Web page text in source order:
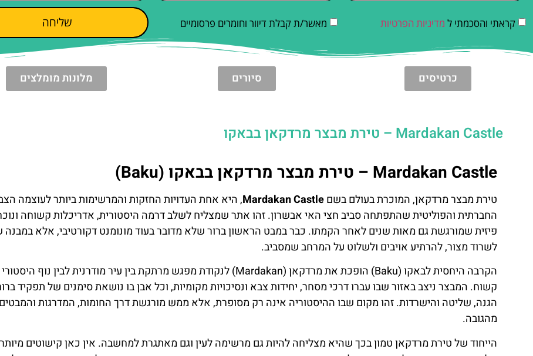
קראתי והסכמתי ל מדיניות הפרטיות מאשר/ת קבלת דיוור וחומרים פרסומיים שליחה
כרטיסים סיורים מלונות מומלצים
Mardakan Castle – טירת מבצר מרדקאן בבאקו
Mardakan Castle – טירת מבצר מרדקאן בבאקו (Baku)
טירת מבצר מרדקאן, המוכרת בעולם בשםMardakan Castle, היא אחת העדויות החזקות והמרשימות ביותר לעוצמה
החברתית והפוליטית שהתפתחה סביב חצי האי אבשרון. זהו אתר שמצליח לשלב דרמה היסטורית, אדריכלות קשוחה
פיזית שמורגשת גם מאות שנים לאחר הקמתו. כבר במבט הראשון ברור שלא מדובר בעוד מונומנט דקורטיבי, אלא במבנה
לשרוד מצור, להרתיע אויבים ולשלוט על המרחב שמסביב.
הקרבה היחסית לבאקו (Baku) הופכת את מרדקאן (Mardakan) לנקודת מפגש מרתקת בין עיר מודרנית לבין נוף היסטורי
קשוח. המבצר ניצב באזור שבו עברו דרכי מסחר, יחידות צבא ונסיכויות מקומיות, וכל אבן בו נושאת סימנים של תפקיד
הגנה, שליטה והישרדות. זהו מקום שבו ההיסטוריה אינה רק מסופרת, אלא ממש מורגשת דרך החומות, המדרגות והמבטים
מהגובה.
הייחוד של טירת מרדקאן טמון בכך שהיא מצליחה להיות גם מרשימה לעין וגם מאתגרת למחשבה. אין כאן קישוטים